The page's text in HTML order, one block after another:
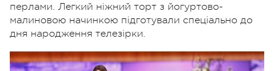
перлами. Легкий ніжний торт з йогуртово-
малиновою начинкою підготували спеціально до
дня народження телезірки.